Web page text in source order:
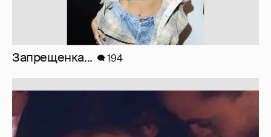
Отзывы о сексе со знаменитыми
мужчинами